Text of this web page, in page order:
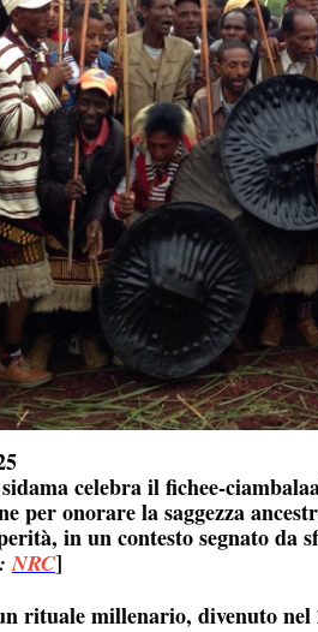
celebra il fichee-
per onorare la saggezza
in un contesto segnato da
NRC]
rituale millenario, divenuto